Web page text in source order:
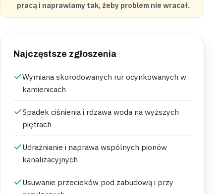
pracą i naprawiamy tak, żeby problem nie wracał.
Najczęstsze zgłoszenia
Wymiana skorodowanych rur ocynkowanych w
kamienicach
Spadek ciśnienia i rdzawa woda na wyższych
piętrach
Udrażnianie i naprawa wspólnych pionów
kanalizacyjnych
Usuwanie przecieków pod zabudową i przy